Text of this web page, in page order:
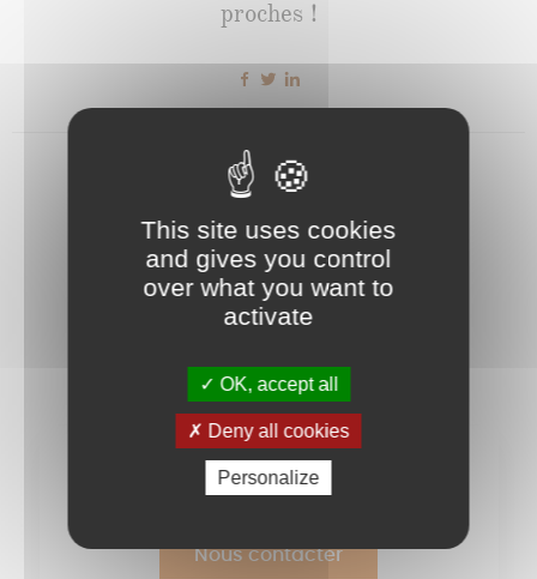
proches !
Des questions ? Contactez-nous !
Nous contacter
This site uses cookies
and gives you control
over what you want to
activate
OK, accept all
Deny all cookies
Personalize